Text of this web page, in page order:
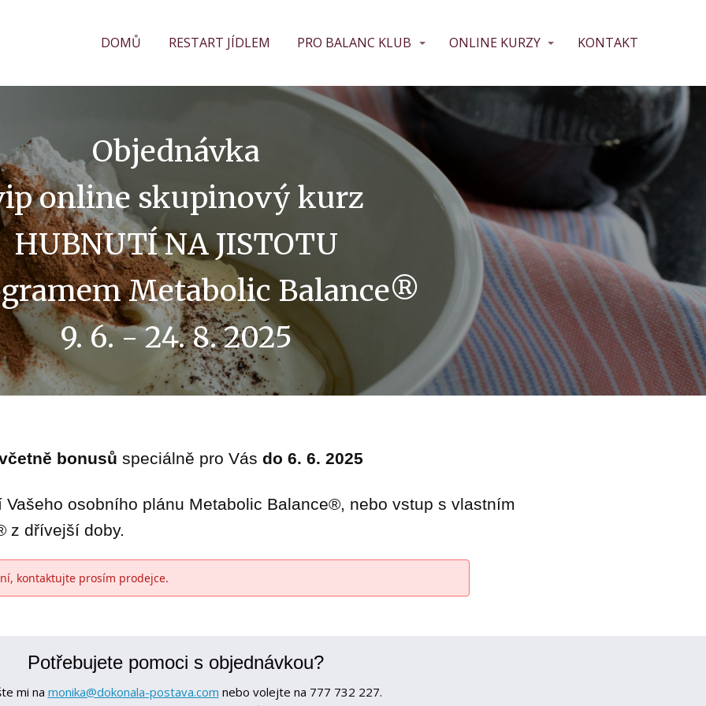
DOMŮ RESTART JÍDLEM PRO BALANC KLUB ONLINE KURZY KONTAKT
Objednávka
online skupinový kurz
HUBNUTÍ NA JISTOTU
Metabolic Balance®
9. 6. - 24. 8. 2025
bonusů speciálně pro Vás do 6. 6. 2025
osobního plánu Metabolic Balance®, nebo vstup s vlastním
z dřívejší doby.
kontaktujte prosím prodejce.
Potřebujete pomoci s objednávkou?
mi na monika@dokonala-postava.com nebo volejte na 777 732 227.